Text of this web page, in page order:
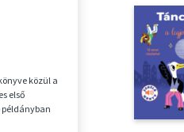
közül a
első
példányban